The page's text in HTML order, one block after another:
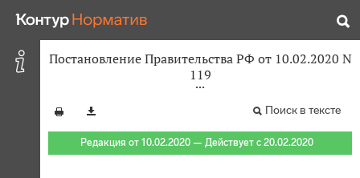
Постановление Правительства РФ от 10.02.2020 N
119
Поиск в тексте
Редакция от 10.02.2020 — Действует с 20.02.2020